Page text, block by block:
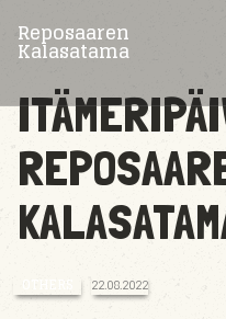
Reposaaren
Kalasatama
OTHERS 22.08.2022